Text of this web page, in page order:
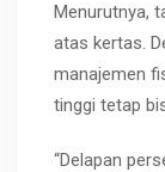
Menurutnya,
atas kertas.
manajemen
tinggi tetap
“Delapan